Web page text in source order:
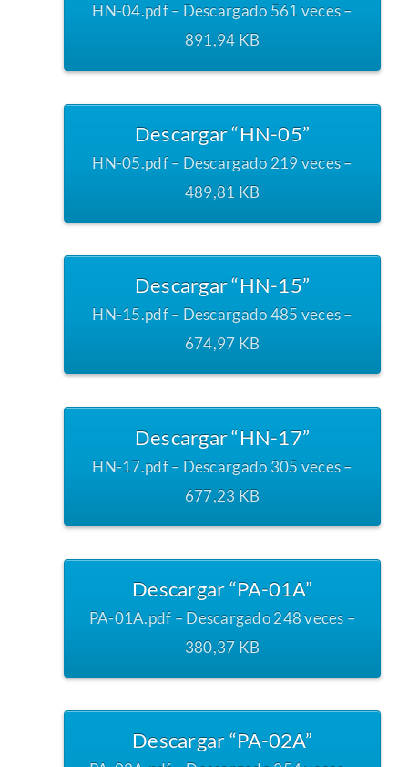
HN-04.pdf – Descargado 561 veces –
891,94 KB
Descargar “HN-05”
HN-05.pdf – Descargado 219 veces –
489,81 KB
Descargar “HN-15”
HN-15.pdf – Descargado 485 veces –
674,97 KB
Descargar “HN-17”
HN-17.pdf – Descargado 305 veces –
677,23 KB
Descargar “PA-01A”
PA-01A.pdf – Descargado 248 veces –
380,37 KB
Descargar “PA-02A”